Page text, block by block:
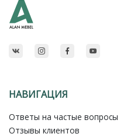
НАВИГАЦИЯ
Ответы на частые вопросы
Отзывы клиентов